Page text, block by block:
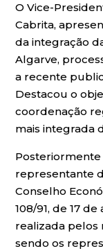
O Vice-
Cabrita,
da integração
Algarve,
a recente
Destacou o
coordenação
mais integrada
Posteriormente
representante
Conselho
108/91, de 17
realizada pelos
sendo os